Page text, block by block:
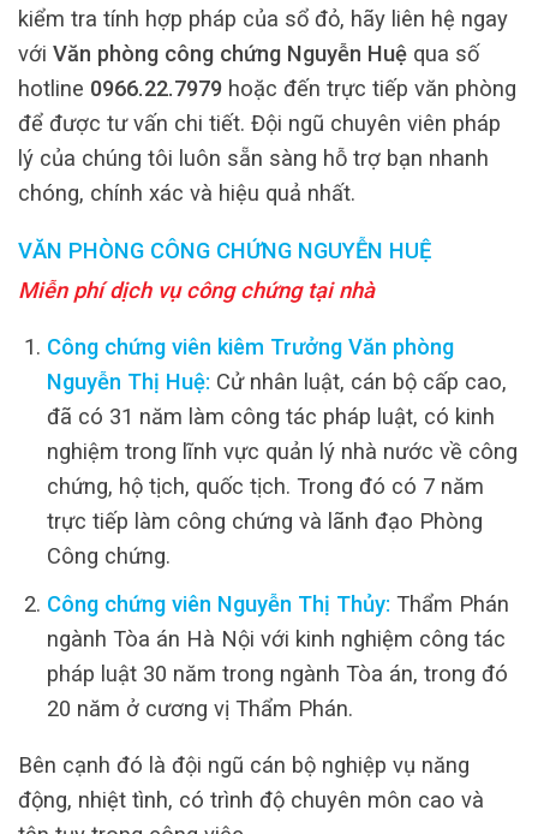
kiểm tra tính hợp pháp của sổ đỏ, hãy liên hệ ngay
với Văn phòng công chứng Nguyễn Huệ qua số
hotline 0966.22.7979 hoặc đến trực tiếp văn phòng
để được tư vấn chi tiết. Đội ngũ chuyên viên pháp
lý của chúng tôi luôn sẵn sàng hỗ trợ bạn nhanh
chóng, chính xác và hiệu quả nhất.
VĂN PHÒNG CÔNG CHỨNG NGUYỄN HUỆ
Miễn phí dịch vụ công chứng tại nhà
Công chứng viên kiêm Trưởng Văn phòng
Nguyễn Thị Huệ: Cử nhân luật, cán bộ cấp cao,
đã có 31 năm làm công tác pháp luật, có kinh
nghiệm trong lĩnh vực quản lý nhà nước về công
chứng, hộ tịch, quốc tịch. Trong đó có 7 năm
trực tiếp làm công chứng và lãnh đạo Phòng
Công chứng.
Công chứng viên Nguyễn Thị Thủy: Thẩm Phán
ngành Tòa án Hà Nội với kinh nghiệm công tác
pháp luật 30 năm trong ngành Tòa án, trong đó
20 năm ở cương vị Thẩm Phán.
Bên cạnh đó là đội ngũ cán bộ nghiệp vụ năng
động, nhiệt tình, có trình độ chuyên môn cao và